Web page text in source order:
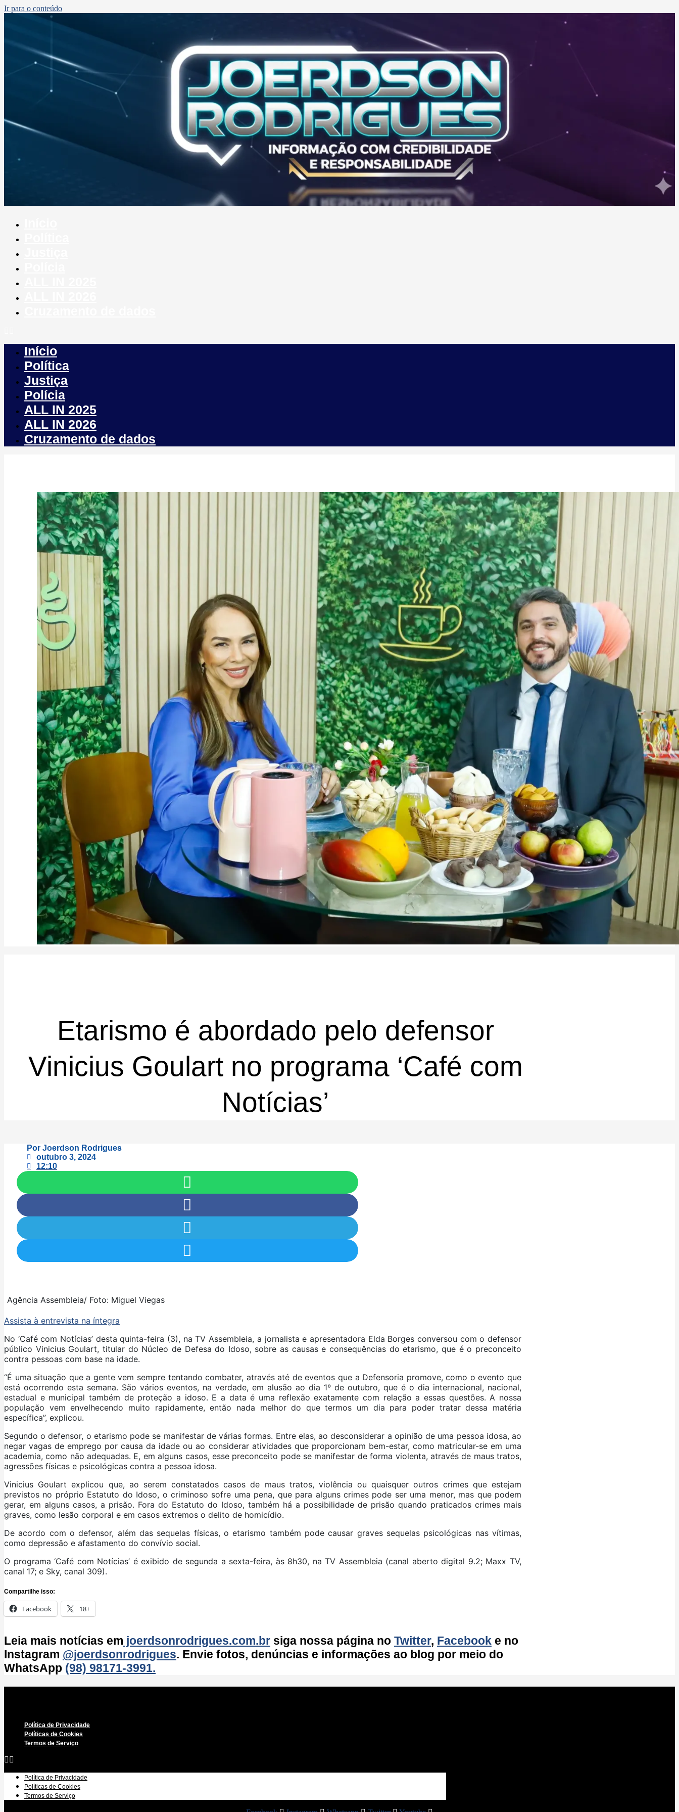
Ir para o conteúdo
Início
Política
Justiça
Polícia
ALL IN 2025
ALL IN 2026
Cruzamento de dados
Etarismo é abordado pelo defensor
Vinicius Goulart no programa ‘Café com
Notícias’
Por Joerdson Rodrigues
outubro 3, 2024
12:10
Agência Assembleia/ Foto: Miguel Viegas
Assista à entrevista na íntegra
No ‘Café com Notícias’ desta quinta-feira (3), na TV Assembleia, a jornalista e apresentadora Elda Borges conversou com o defensor
público Vinicius Goulart, titular do Núcleo de Defesa do Idoso, sobre as causas e consequências do etarismo, que é o preconceito
contra pessoas com base na idade.
“É uma situação que a gente vem sempre tentando combater, através até de eventos que a Defensoria promove, como o evento que
está ocorrendo esta semana. São vários eventos, na verdade, em alusão ao dia 1º de outubro, que é o dia internacional, nacional,
estadual e municipal também de proteção a idoso. E a data é uma reflexão exatamente com relação a essas questões. A nossa
população vem envelhecendo muito rapidamente, então nada melhor do que termos um dia para poder tratar dessa matéria
específica”, explicou.
Segundo o defensor, o etarismo pode se manifestar de várias formas. Entre elas, ao desconsiderar a opinião de uma pessoa idosa, ao
negar vagas de emprego por causa da idade ou ao considerar atividades que proporcionam bem-estar, como matricular-se em uma
academia, como não adequadas. E, em alguns casos, esse preconceito pode se manifestar de forma violenta, através de maus tratos,
agressões físicas e psicológicas contra a pessoa idosa.
Vinicius Goulart explicou que, ao serem constatados casos de maus tratos, violência ou quaisquer outros crimes que estejam
previstos no próprio Estatuto do Idoso, o criminoso sofre uma pena, que para alguns crimes pode ser uma menor, mas que podem
gerar, em alguns casos, a prisão. Fora do Estatuto do Idoso, também há a possibilidade de prisão quando praticados crimes mais
graves, como lesão corporal e em casos extremos o delito de homicídio.
De acordo com o defensor, além das sequelas físicas, o etarismo também pode causar graves sequelas psicológicas nas vítimas,
como depressão e afastamento do convívio social.
O programa ‘Café com Notícias’ é exibido de segunda a sexta-feira, às 8h30, na TV Assembleia (canal aberto digital 9.2; Maxx TV,
canal 17; e Sky, canal 309).
Compartilhe isso:
Facebook 18+
Leia mais notícias em joerdsonrodrigues.com.br siga nossa página no Twitter, Facebook e no
Instagram @joerdsonrodrigues. Envie fotos, denúncias e informações ao blog por meio do
WhatsApp (98) 98171-3991.
Política de Privacidade
Políticas de Cookies
Termos de Serviço
Política de Privacidade
Políticas de Cookies
Termos de Serviço